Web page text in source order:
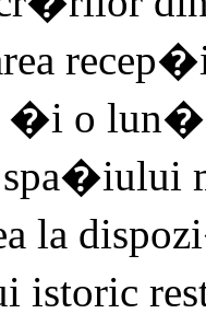
o lun�
la
istoric